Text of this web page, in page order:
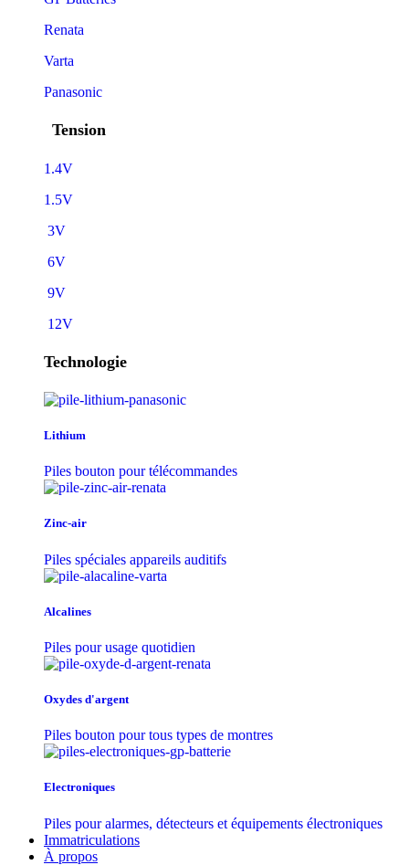
Renata
Varta
Panasonic
Tension
1.4V
1.5V
3V
6V
9V
12V
Technologie
Lithium
Piles bouton pour télécommandes
Zinc-air
Piles spéciales appareils auditifs
Alcalines
Piles pour usage quotidien
Oxydes d'argent
Piles bouton pour tous types de montres
Electroniques
Piles pour alarmes, détecteurs et équipements électroniques
Immatriculations
À propos